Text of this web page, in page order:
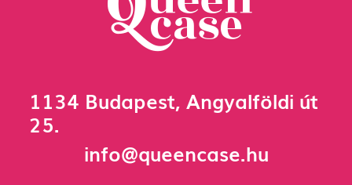
1134 Budapest, Angyalföldi út
25.
info@queencase.hu